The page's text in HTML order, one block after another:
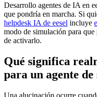
Desarrollo agentes de IA en
que pondría en marcha. Si
helpdesk IA de eesel incluye
modo de simulación para que
de activarlo.
Qué significa
para un agente de
Una alucinación ocurre